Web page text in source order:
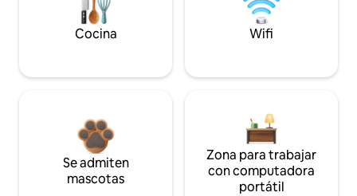
Cocina Wifi
Se admiten
mascotas
Zona para trabajar
con computadora
portátil